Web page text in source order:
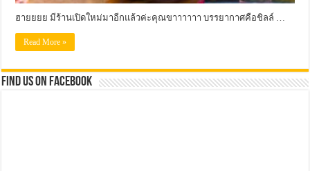
ฮายยยย มีร้านเปิดใหม่มาอีกแล้วค่ะคุณขาาาาาา บรรยากาศคือชิลล์ …
Read More »
Find us on Facebook